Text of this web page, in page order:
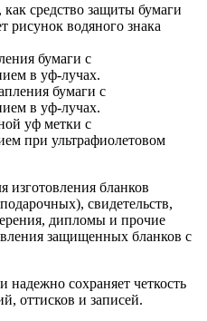
средство защиты бумаги
рисунок водяного знака
бумаги с
в уф-лучах.
бумаги с
в уф-лучах.
уф метки с
при ультрафиолетовом
изготовления бланков
свидетельств,
дипломы и прочие
защищенных бланков с
надежно сохраняет четкость
оттисков и записей.